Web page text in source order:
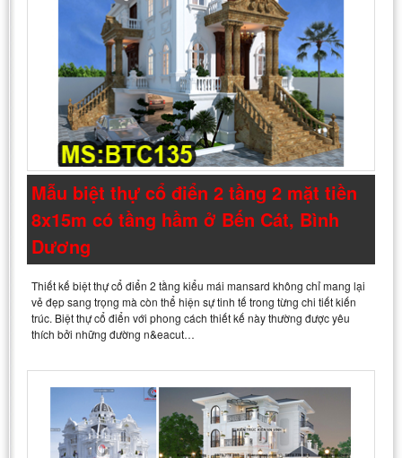
Mẫu biệt thự cổ điển 2 tầng 2 mặt tiền
8x15m có tầng hầm ở Bến Cát, Bình
Dương
Thiết kế biệt thự cổ điển 2 tầng kiểu mái mansard không chỉ mang lại
vẻ đẹp sang trọng mà còn thể hiện sự tinh tế trong từng chi tiết kiến
trúc. Biệt thự cổ điển với phong cách thiết kế này thường được yêu
thích bởi những đường n&eacut…